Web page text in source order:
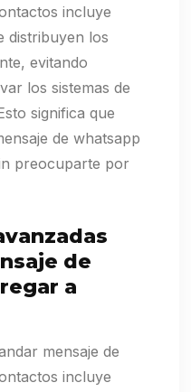
incluye
distribuyen los
evitando
los sistemas de
significa que
de whatsapp
preocuparte por
de
a
mensaje de
incluye